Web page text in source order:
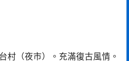
村（夜市）。充滿復古風情。